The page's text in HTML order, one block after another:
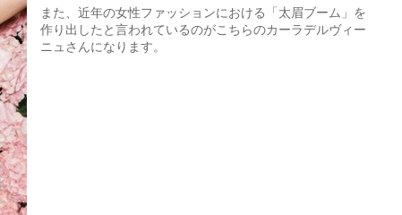
また、近年の女性ファッションにおける「太眉ブーム」を
作り出したと言われているのがこちらのカーラデルヴィー
ニュさんになります。